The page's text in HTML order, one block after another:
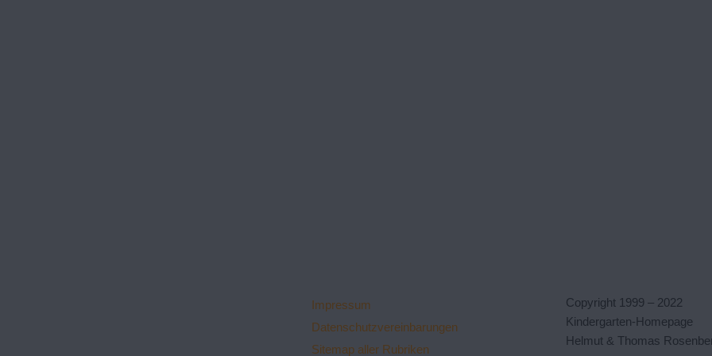
Impressum
Datenschutzvereinbarungen
Sitemap aller Rubriken
Copyright 1999 – 2022
Kindergarten-Homepage
Helmut & Thomas